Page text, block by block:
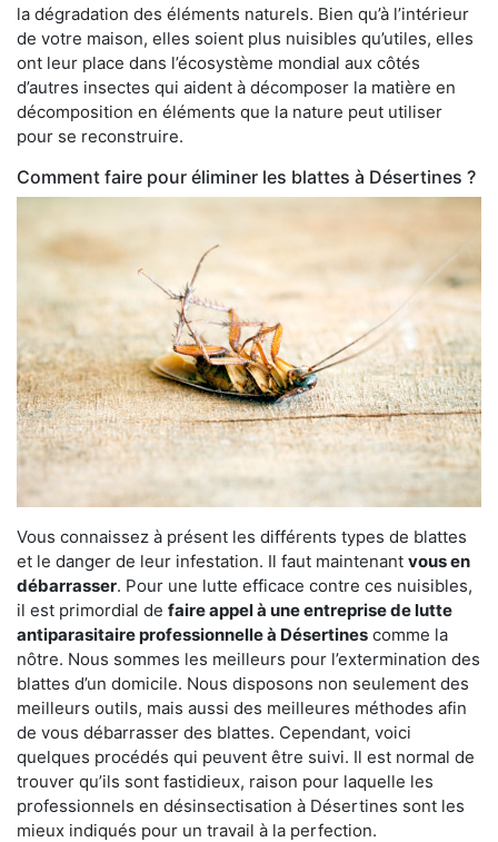
la dégradation des éléments naturels. Bien qu’à l’intérieur
de votre maison, elles soient plus nuisibles qu’utiles, elles
ont leur place dans l’écosystème mondial aux côtés
d’autres insectes qui aident à décomposer la matière en
décomposition en éléments que la nature peut utiliser
pour se reconstruire.
Comment faire pour éliminer les blattes à Désertines ?
Vous connaissez à présent les différents types de blattes
et le danger de leur infestation. Il faut maintenant vous en
débarrasser. Pour une lutte efficace contre ces nuisibles,
il est primordial de faire appel à une entreprise de lutte
antiparasitaire professionnelle à Désertines comme la
nôtre. Nous sommes les meilleurs pour l’extermination des
blattes d’un domicile. Nous disposons non seulement des
meilleurs outils, mais aussi des meilleures méthodes afin
de vous débarrasser des blattes. Cependant, voici
quelques procédés qui peuvent être suivi. Il est normal de
trouver qu’ils sont fastidieux, raison pour laquelle les
professionnels en désinsectisation à Désertines sont les
mieux indiqués pour un travail à la perfection.